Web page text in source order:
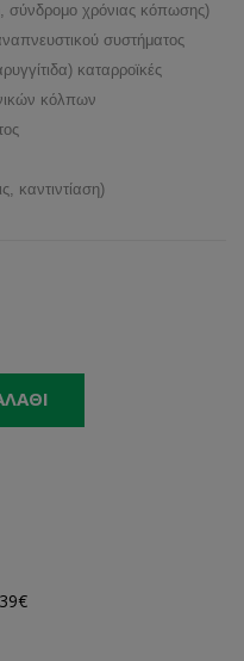
σύνδρομο χρόνιας κόπωσης)
συστήματος
καταρροϊκές
κόλπων
καντιντίαση)